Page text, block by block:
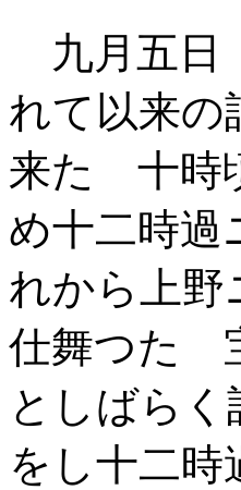
九月五日
れて以来
来た 十時
め十二時過
れから上野
仕舞つた
としばら
をし十二